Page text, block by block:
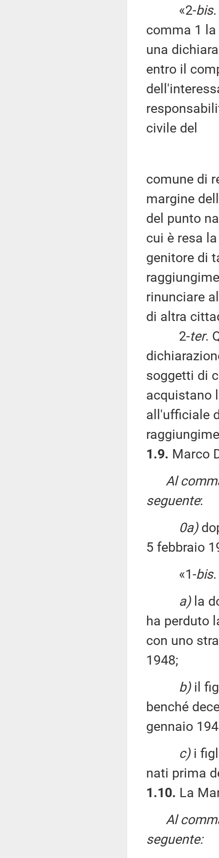
«2-bis
comma 1
una
entro il
civile del
comune di
margine
del punto
cui è resa
genitore di
rinunciare
di altra
2-ter.
soggetti di
acquistano
all'ufficiale
1.9. Marco
Al
seguente:
0a)
5 febbraio
«1-bis
a)la
ha perduto
con uno
1948;
b)il
benché
gennaio
c)i
nati prima
1.10. La
Al
seguente: